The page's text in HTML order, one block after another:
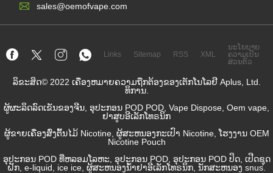
sales@oemofvape.com
Links Sitemap RSS XML
ນະໂຍບາຍ
ຄວາມເປັນ
ສ່ວນຕົວ
ລິຂະສິດ© 2022 ເຄື່ອງຫມາຍຄວາມຖືກຕ້ອງຂອງເຕັກໂນໂລຢີ Aplus, Ltd.
ທິການ.
ຜູ້ຜະລິດລົດເຂັນຂອງຈີນ, ອຸປະກອນ POD POD, Vape Dispose, Oem vape,
ຢາສູບອີເລັກໂທຣນິກ
ຜູ້ຂາຍເຄື່ອງສົ່ງຕົ້ນໄມ້ Nicotine, ຜູ້ສະຫນອງກະເປົາ Nicotine, ໂຮງງານ OEM
Nicotine Pouch
ອຸປະກອນ POD ທີ່ຫລອມໂລຫະ, ອຸປະກອນ POD, ອຸປະກອນ POD ປິດ, ເປີດຊຸດ
ຝັກ, e-liquid, ice ice, ຜູ້ສະຫນອງນ້ໍາຢາອີເລັກໂທຣນິກ, ນັກສະຫນອງ snus.